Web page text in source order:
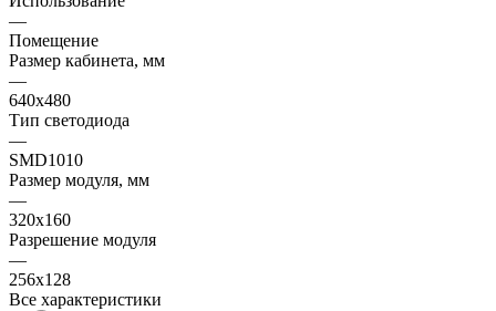
—
Помещение
Размер кабинета, мм
—
640x480
Тип светодиода
—
SMD1010
Размер модуля, мм
—
320x160
Разрешение модуля
—
256x128
Все характеристики